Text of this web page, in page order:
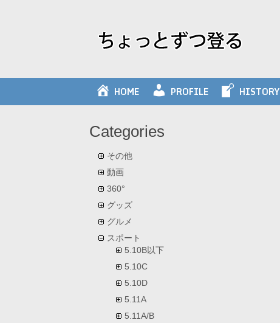
HOME PROFILE HISTORY
Categories
その他
動画
360°
グッズ
グルメ
スポート
5.10B以下
5.10C
5.10D
5.11A
5.11A/B